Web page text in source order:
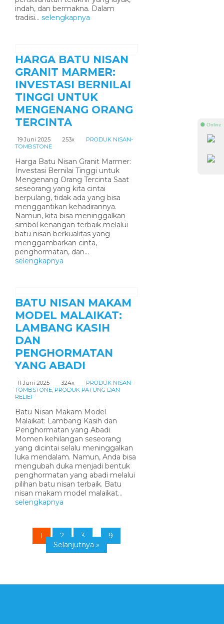
indah, dan bermakna. Dalam
tradisi... selengkapnya
HARGA BATU NISAN
GRANIT MARMER:
INVESTASI BERNILAI
TINGGI UNTUK
MENGENANG ORANG
TERCINTA
19 Juni 2025 253x
PRODUK NISAN-
TOMBSTONE
Harga Batu Nisan Granit Marmer:
Investasi Bernilai Tinggi untuk
Mengenang Orang Tercinta Saat
seseorang yang kita cintai
berpulang, tidak ada yang bisa
menggantikan kehadirannya.
Namun, kita bisa meninggalkan
simbol kenangan terbaik melalui
batu nisan berkualitas yang
menggambarkan cinta,
penghormatan, dan...
selengkapnya
BATU NISAN MAKAM
MODEL MALAIKAT:
LAMBANG KASIH
DAN
PENGHORMATAN
YANG ABADI
11 Juni 2025 324x
PRODUK NISAN-
TOMBSTONE, PRODUK PATUNG DAN
RELIEF
Batu Nisan Makam Model
Malaikat: Lambang Kasih dan
Penghormatan yang Abadi
Momen kehilangan seseorang
yang dicintai selalu meninggalkan
luka mendalam. Namun, Anda bisa
mengubah duka menjadi bentuk
penghormatan yang abadi melalui
pilihan batu nisan terbaik. Batu
nisan makam model malaikat...
selengkapnya
1 2 3 ...
9
Selanjutnya »
⚫ Online